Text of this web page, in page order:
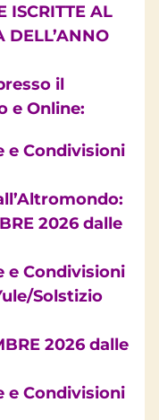
ISCRITTE AL
DELL’ANNO
il
e Online:
e Condivisioni
2026 dalle
e Condivisioni
Solstizio
2026 dalle
e Condivisioni